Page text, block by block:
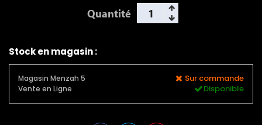
Quantité
Stock en magasin :
Magasin Menzah 5 Sur commande
Vente en Ligne Disponible